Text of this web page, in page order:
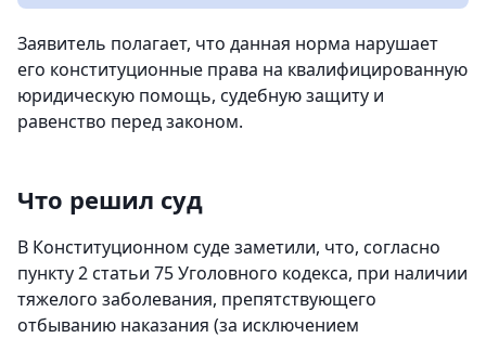
Заявитель полагает, что данная норма нарушает
его конституционные права на квалифицированную
юридическую помощь, судебную защиту и
равенство перед законом.
Что решил суд
В Конституционном суде заметили, что, согласно
пункту 2 статьи 75 Уголовного кодекса, при наличии
тяжелого заболевания, препятствующего
отбыванию наказания (за исключением